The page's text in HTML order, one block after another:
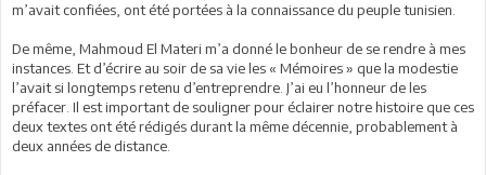
m’avait confiées, ont été portées à la connaissance du peuple tunisien.
De même, Mahmoud El Materi m’a donné le bonheur de se rendre à mes
instances. Et d’écrire au soir de sa vie les « Mémoires » que la modestie
l’avait si longtemps retenu d’entreprendre. J’ai eu l’honneur de les
préfacer. Il est important de souligner pour éclairer notre histoire que ces
deux textes ont été rédigés durant la même décennie, probablement à
deux années de distance.